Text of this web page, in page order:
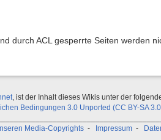
durch ACL gesperrte Seiten werden
, ist der Inhalt dieses Wikis unter der
Bedingungen 3.0 Unported (CC BY-SA
Media-Copyrights - Impressum -